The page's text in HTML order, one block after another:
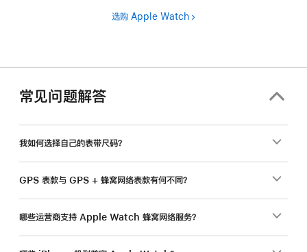
选购 Apple Watch
常见问题解答
我如何选择自己的表带尺码？
GPS 表款与 GPS + 蜂窝网络表款有何不同？
哪些运营商支持 Apple Watch 蜂窝网络服务？